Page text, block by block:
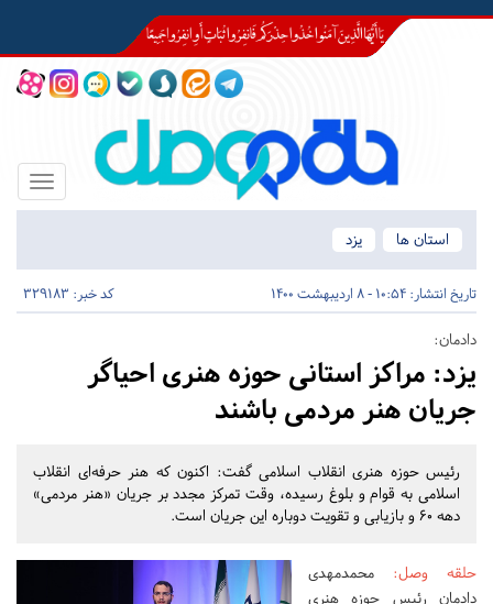
Toggle
استان ها
یزد
تاریخ انتشار: 10:54 - 8 اردیبهشت 1400 کد خبر: 329183
دادمان:
یزد: مراکز استانی حوزه هنری احیاگر
جریان هنر مردمی باشند
رئیس حوزه هنری انقلاب اسلامی گفت: اکنون که هنر حرفه‌ای انقلاب
اسلامی به قوام و بلوغ رسیده، وقت تمرکز مجدد بر جریان «هنر مردمی»
دهه 60 و بازیابی و تقویت دوباره این جریان است.
حلقه وصل: محمدمهدی
دادمان رئیس حوزه هنری